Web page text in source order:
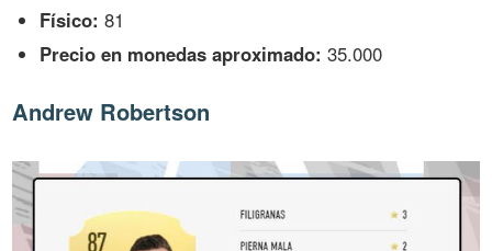
Físico: 81
Precio en monedas aproximado: 35.000
Andrew Robertson